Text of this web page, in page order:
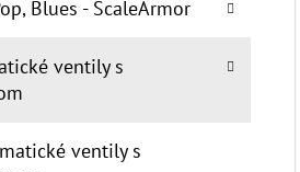
Blues - ScaleArmor
ventily s
ventily s
SENIOR 1"